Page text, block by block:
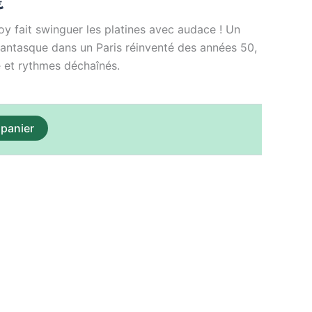
15,00 €.
fait swinguer les platines avec audace ! Un
dans un Paris réinventé des années 50,
rythmes déchaînés.